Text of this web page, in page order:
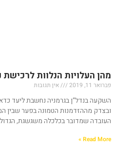
מהן העלויות הנלוות לרכישת
פברואר 11, 2019 אין תגובות
השקעה בנדל”ן בגרמניה נחשבת ליעד
ובצדק מההזדמנות הטמונה בפער שבין
העובדה שמדובר בכלכלה משגשגת,
Read More »